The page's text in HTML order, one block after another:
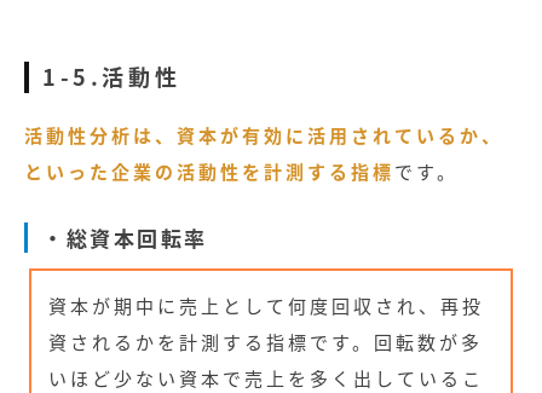
1-5.活動性
活動性分析は、資本が有効に活用されているか、
といった企業の活動性を計測する指標です。
・総資本回転率
資本が期中に売上として何度回収され、再投
資されるかを計測する指標です。回転数が多
いほど少ない資本で売上を多く出しているこ